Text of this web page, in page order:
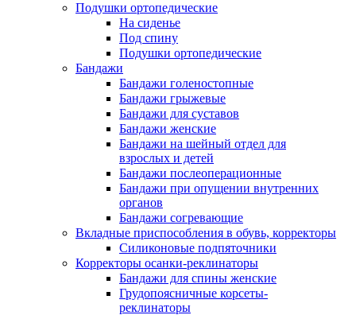
Подушки ортопедические
На сиденье
Под спину
Подушки ортопедические
Бандажи
Бандажи голеностопные
Бандажи грыжевые
Бандажи для суставов
Бандажи женские
Бандажи на шейный отдел для
взрослых и детей
Бандажи послеоперационные
Бандажи при опущении внутренних
органов
Бандажи согревающие
Вкладные приспособления в обувь, корректоры
Силиконовые подпяточники
Корректоры осанки-реклинаторы
Бандажи для спины женские
Грудопоясничные корсеты-
реклинаторы